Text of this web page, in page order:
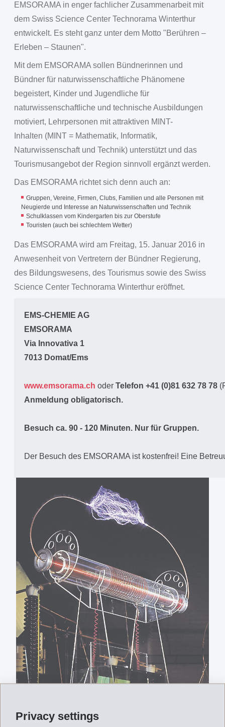
Privacy settings
EMSORAMA in enger fachlicher Zusammenarbeit mit
dem Swiss Science Center Technorama Winterthur
entwickelt. Es steht ganz unter dem Motto "Berühren –
Erleben – Staunen".
Mit dem EMSORAMA sollen Bündnerinnen und
Bündner für naturwissenschaftliche Phänomene
begeistert, Kinder und Jugendliche für
naturwissenschaftliche und technische Ausbildungen
motiviert, Lehrpersonen mit attraktiven MINT-
Inhalten (MINT = Mathematik, Informatik,
Naturwissenschaft und Technik) unterstützt und das
Tourismusangebot der Region sinnvoll ergänzt werden.
Das EMSORAMA richtet sich denn auch an:
Gruppen, Vereine, Firmen, Clubs, Familien und alle Personen mit
Neugierde und Interesse an Naturwissenschaften und Technik
Schulklassen vom Kindergarten bis zur Oberstufe
Touristen (auch bei schlechtem Wetter)
Das EMSORAMA wird am Freitag, 15. Januar 2016 in
Anwesenheit von Vertretern der Bündner Regierung,
des Bildungswesens, des Tourismus sowie des Swiss
Science Center Technorama Winterthur eröffnet.
EMS-CHEMIE AG
EMSORAMA
Via Innovativa 1
7013 Domat/Ems
www.emsorama.ch oder Telefon +41 (0)81 632 78 78
Anmeldung obligatorisch.
Besuch ca. 90 - 120 Minuten. Nur für Gruppen.
Der Besuch des EMSORAMA ist kostenfrei! Eine